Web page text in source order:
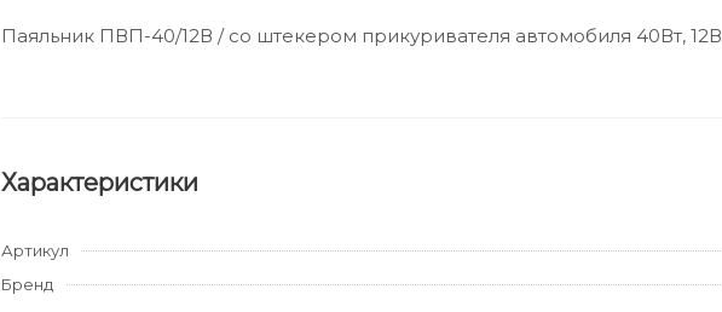
Паяльник ПВП-40/12В / со штекером прикуривателя автомобиля 40Вт, 12В
Характеристики
Артикул
Бренд